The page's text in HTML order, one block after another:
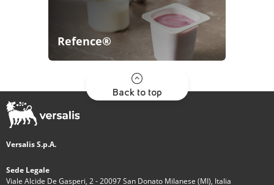
Refence®
Back to top
Versalis S.p.A.
Sede Legale
Viale Alcide De Gasperi, 2 - 20097 San Donato Milanese (MI), Italia